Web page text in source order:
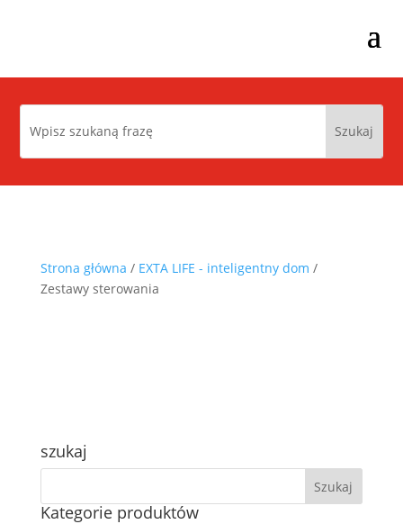
Strona główna / EXTA LIFE - inteligentny dom /
Zestawy sterowania
szukaj
Kategorie produktów